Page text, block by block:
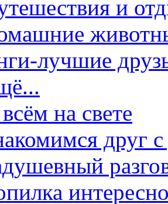
и
лучшие
на свете
друг